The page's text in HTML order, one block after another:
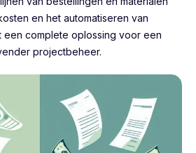
en het automatiseren van
een complete oplossing voor een
projectbeheer.